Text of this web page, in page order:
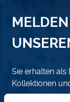
Sie erhalten
Kollektionen